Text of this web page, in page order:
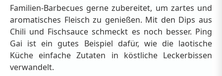
Familien-Barbecues gerne zubereitet, um zartes und
aromatisches Fleisch zu genießen. Mit den Dips aus
Chili und Fischsauce schmeckt es noch besser. Ping
Gai ist ein gutes Beispiel dafür, wie die laotische
Küche einfache Zutaten in köstliche Leckerbissen
verwandelt.